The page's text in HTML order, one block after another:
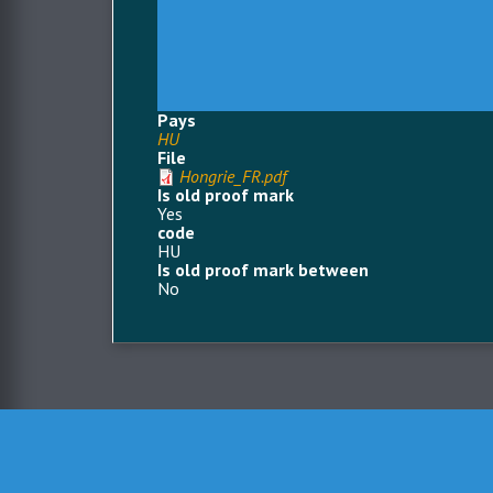
Pays
HU
File
Hongrie_FR.pdf
Is old proof mark
Yes
code
HU
Is old proof mark between
No